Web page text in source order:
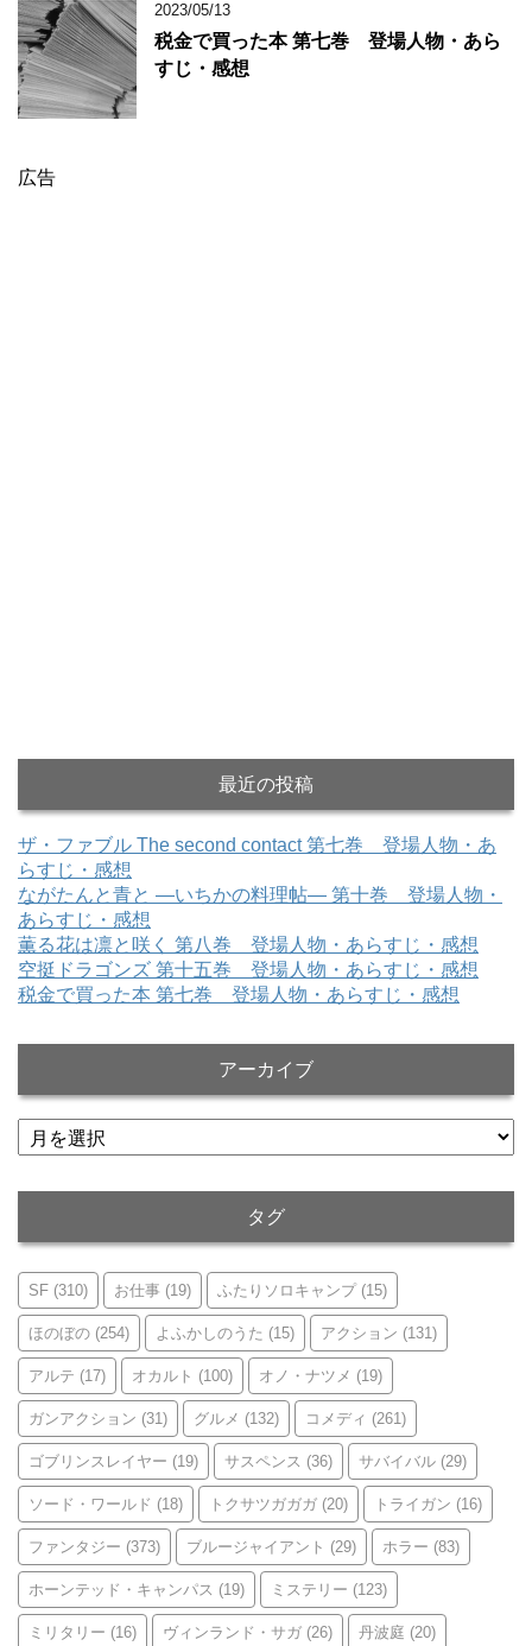
2023/05/13
税金で買った本 第七巻 登場人物・あら
すじ・感想
広告
最近の投稿
ザ・ファブル The second contact 第七巻 登場人物・あ
らすじ・感想
ながたんと青と ―いちかの料理帖― 第十巻 登場人物・
あらすじ・感想
薫る花は凛と咲く 第八巻 登場人物・あらすじ・感想
空挺ドラゴンズ 第十五巻 登場人物・あらすじ・感想
税金で買った本 第七巻 登場人物・あらすじ・感想
アーカイブ
ア
ー
タグ
SF (310) お仕事 (19) ふたりソロキャンプ(15)
ほのぼの (254) よふかしのうた (15) アクション (131)
アルテ (17) オカルト (100) オノ・ナツメ (19)
ガンアクション (31) グルメ (132) コメディ (261)
ゴブリンスレイヤー (19) サスペンス (36) サバイバル (29)
ソード・ワールド (18) トクサツガガガ (20) トライガン (16)
ファンタジー (373) ブルージャイアント (29) ホラー (83)
ホーンテッド・キャンパス (19) ミステリー (123)
ミリタリー (16) ヴィンランド・サガ (26) 丹波庭 (20)